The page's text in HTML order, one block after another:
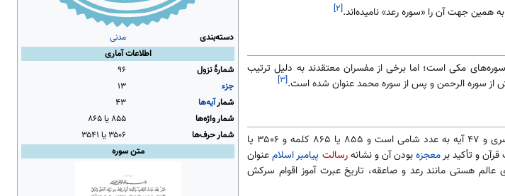
دسته‌بندی
مدنی
اطلاعات آماری
شمارهٔ نزول
۹۶
جزء
۱۳
شمارآیه‌ها
۴۳
شمار واژه‌ها
۸۵۵ یا ۸۶۵
شمار حرف‌ها
۳۵۰۶ یا ۳۵۴۱
متن سوره
همین جهت آن را «سوره رعد» نامیده‌اند.[۲]
مکی است؛ اما برخی از مفسران معتقدند به دلیل ترتیب
از سوره الرحمن و پس از سوره محمد عنوان شده است.[۳]
تعداد آیات سوره، ۴۳ به عدد کوفی، ۴۴ آیه به عدد حجازی، ۴۵ آیه به عدد بصری و ۴۷ آیه به عدد شامی است و ۸۵۵ یا ۸۶۵ کلمه و ۳۵۰۶ یا
معجزهبودن آن و نشانهرسالت پیامبر اسلامعنوان
عالم هستی مانند رعد و صاعقه، تاریخ عبرت آموز اقوام سرکش